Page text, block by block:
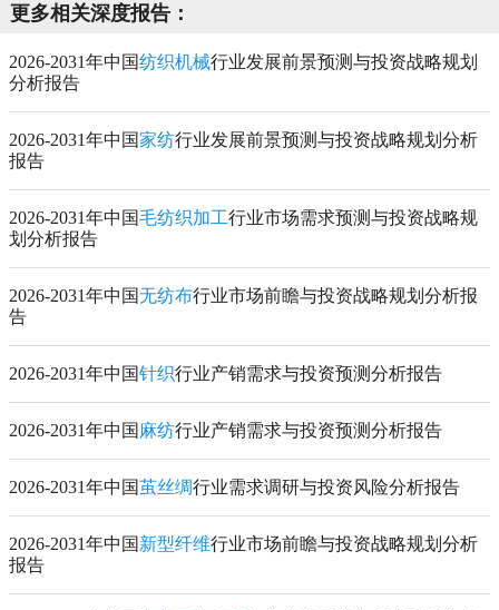
更多相关深度报告：
2026-2031年中国纺织机械行业发展前景预测与投资战略规划
分析报告
2026-2031年中国家纺行业发展前景预测与投资战略规划分析
报告
2026-2031年中国毛纺织加工行业市场需求预测与投资战略规
划分析报告
2026-2031年中国无纺布行业市场前瞻与投资战略规划分析报
告
2026-2031年中国针织行业产销需求与投资预测分析报告
2026-2031年中国 麻纺行业产销需求与投资预测分析报告
2026-2031年中国茧丝绸行业需求调研与投资风险分析报告
2026-2031年中国 新型纤维行业市场前瞻与投资战略规划分析
报告